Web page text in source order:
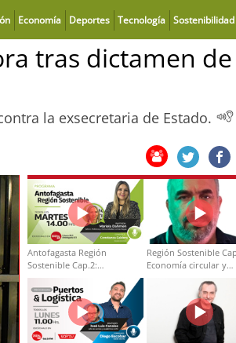
Economía Deportes Tecnología Sostenibilidad
tras dictamen de
la exsecretaria de Estado.
Antofagasta Región
Sostenible Cap.2:
Educación ambiental y
formación de capacidades
técnicas
Región Sostenible
Economía circular y